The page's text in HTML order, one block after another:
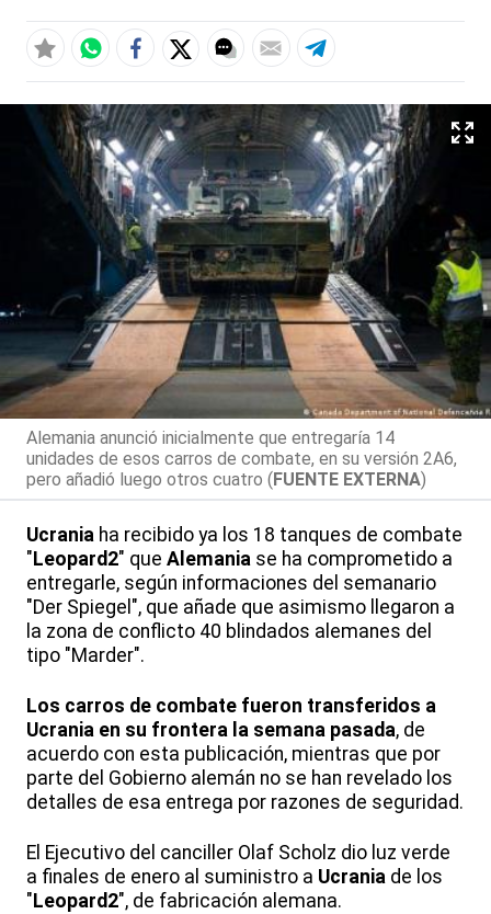
Alemania anunció inicialmente que entregaría 14
unidades de esos carros de combate, en su versión 2A6,
pero añadió luego otros cuatro (FUENTE EXTERNA)
Ucrania ha recibido ya los 18 tanques de combate
" Leopard2" que Alemania se ha comprometido a
entregarle, según informaciones del semanario
"Der Spiegel", que añade que asimismo llegaron a
la zona de conflicto 40 blindados alemanes del
tipo "Marder".
Los carros de combate fueron transferidos a
Ucrania en su frontera la semana pasada, de
acuerdo con esta publicación, mientras que por
parte del Gobierno alemán no se han revelado los
detalles de esa entrega por razones de seguridad.
El Ejecutivo del canciller Olaf Scholz dio luz verde
a finales de enero al suministro a Ucrania de los
" Leopard2", de fabricación alemana.